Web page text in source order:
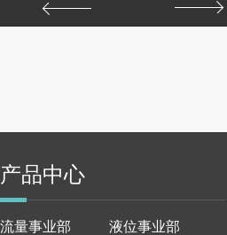
产品中心
流量事业部 液位事业部